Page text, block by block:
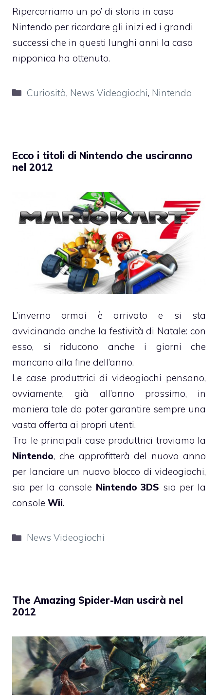
Ripercorriamo un po’ di storia in casa
Nintendo per ricordare gli inizi ed i grandi
successi che in questi lunghi anni la casa
nipponica ha ottenuto.
Categorie
Curiosità, News Videogiochi, Nintendo
Ecco i titoli di Nintendo che usciranno
nel 2012
L’inverno ormai è arrivato e si sta
avvicinando anche la festività di Natale: con
esso, si riducono anche i giorni che
mancano alla fine dell’anno.
Le case produttrici di videogiochi pensano,
ovviamente, già all’anno prossimo, in
maniera tale da poter garantire sempre una
vasta offerta ai propri utenti.
Tra le principali case produttrici troviamo la
Nintendo, che approfitterà del nuovo anno
per lanciare un nuovo blocco di videogiochi,
sia per la console Nintendo 3DS sia per la
console Wii.
Categorie
News Videogiochi
The Amazing Spider-Man uscirà nel
2012